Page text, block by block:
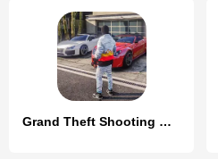
Grand Theft Shooting Games 3D